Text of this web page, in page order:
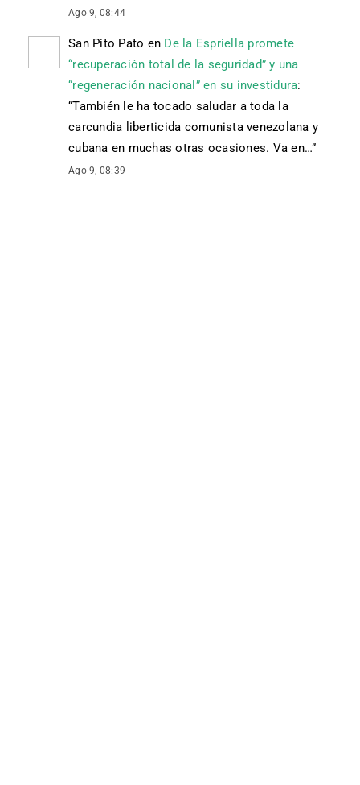
Ago 9, 08:44
San Pito Pato en De la Espriella promete
“recuperación total de la seguridad” y una
“regeneración nacional” en su investidura:
“También le ha tocado saludar a toda la
carcundia liberticida comunista venezolana y
cubana en muchas otras ocasiones. Va en…”
Ago 9, 08:39